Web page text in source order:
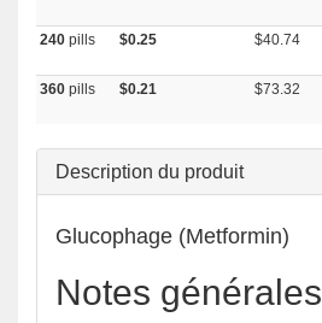
240 pills $0.25 $40.74
360 pills $0.21 $73.32
Description du produit
Glucophage (Metformin)
Notes générales